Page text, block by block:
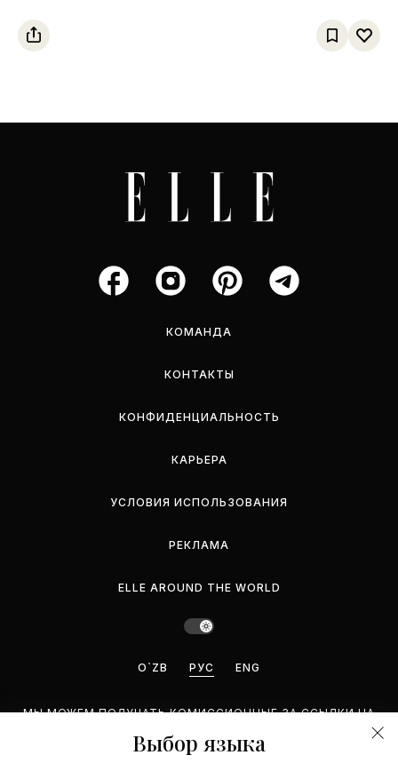
Интервью с сексологом Сардором
Дурсуновым
КОМАНДА
КОНТАКТЫ
КОНФИДЕНЦИАЛЬНОСТЬ
КАРЬЕРА
УСЛОВИЯ ИСПОЛЬЗОВАНИЯ
РЕКЛАМА
ELLE AROUND THE WORLD
O`ZB РУС ENG
МЫ МОЖЕМ ПОЛУЧАТЬ КОМИССИОННЫЕ ЗА ССЫЛКИ НА
ПРОДУКТЫ, КОТОРЫЕ ПОДДЕРЖИВАЕМ.
Выбор языка